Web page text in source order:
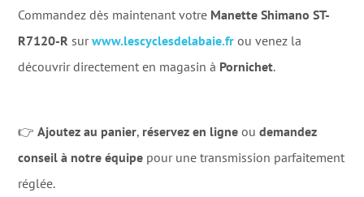
Commandez dès maintenant votre Manette Shimano ST-
R7120-R surwww.lescyclesdelabaie.fr ou venez la
découvrir directement en magasin à Pornichet.
👉Ajoutez au panier, réservez en ligne oudemandez
conseil à notre équipe pour une transmission parfaitement
réglée.